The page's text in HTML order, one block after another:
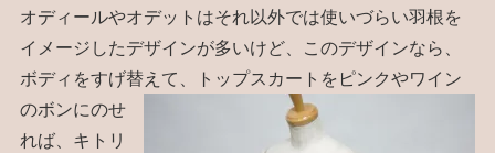
オディールやオデットはそれ以外では使いづらい羽根を
イメージしたデザインが多いけど、このデザインなら、
ボディをすげ替えて、トップスカートをピンクやワイン
のボンにのせ
れば、キトリ